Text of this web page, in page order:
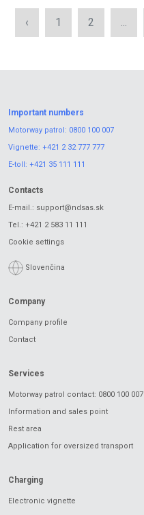
‹ 1 2 ...
Important numbers
Motorway patrol: 0800 100 007
Vignette: +421 2 32 777 777
E-toll: +421 35 111 111
Contacts
E-mail.: support@ndsas.sk
Tel.: +421 2 583 11 111
Cookie settings
Slovenčina
Company
Company profile
Contact
Services
Motorway patrol contact: 0800 100 007
Information and sales point
Rest area
Application for oversized transport
Charging
Electronic vignette